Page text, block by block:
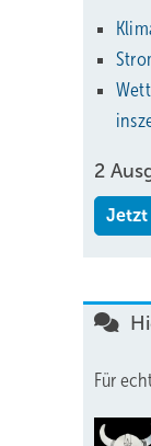
2
Jetzt
Für